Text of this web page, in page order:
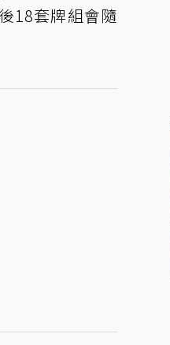
18套牌組會隨